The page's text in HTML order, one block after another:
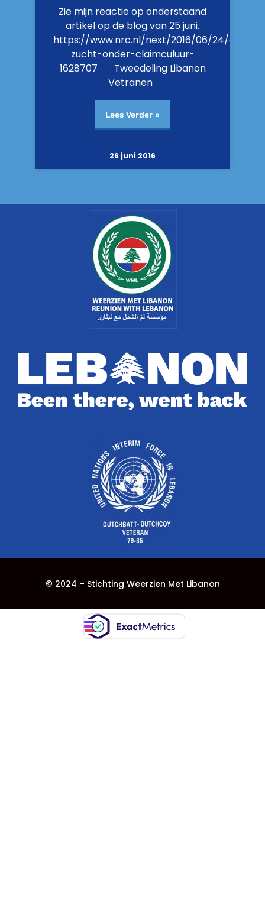
Zie mijn reactie op onderstaand
artikel op de blog van 25 juni.
https://www.nrc.nl/next/2016/06/24/
zucht-onder-claimculuur-
1628707 Tweedeling Libanon
Vetranen
Lees Verder »
26 juni 2016
© 2024 – Stichting Weerzien Met Libanon